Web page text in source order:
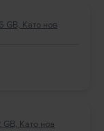
GB, Като нов
Като нов